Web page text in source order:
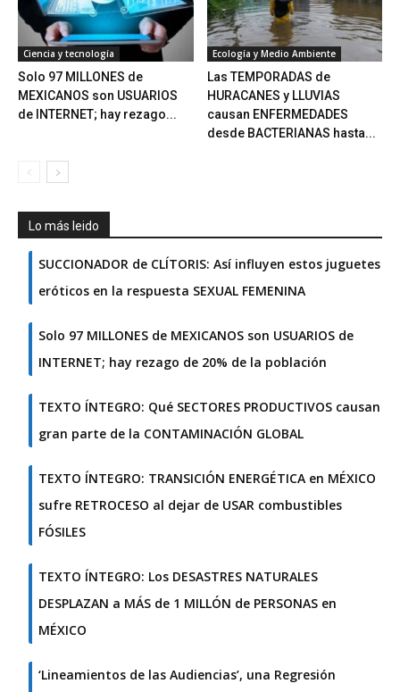
Ciencia y tecnología
Solo 97 MILLONES de
MEXICANOS son USUARIOS
de INTERNET; hay rezago...
Ecología y Medio Ambiente
Las TEMPORADAS de
HURACANES y LLUVIAS
causan ENFERMEDADES
desde BACTERIANAS hasta...
Lo más leido
SUCCIONADOR de CLÍTORIS: Así influyen estos juguetes
eróticos en la respuesta SEXUAL FEMENINA
Solo 97 MILLONES de MEXICANOS son USUARIOS de
INTERNET; hay rezago de 20% de la población
TEXTO ÍNTEGRO: Qué SECTORES PRODUCTIVOS causan
gran parte de la CONTAMINACIÓN GLOBAL
TEXTO ÍNTEGRO: TRANSICIÓN ENERGÉTICA en MÉXICO
sufre RETROCESO al dejar de USAR combustibles
FÓSILES
TEXTO ÍNTEGRO: Los DESASTRES NATURALES
DESPLAZAN a MÁS de 1 MILLÓN de PERSONAS en
MÉXICO
‘Lineamientos de las Audiencias’, una Regresión